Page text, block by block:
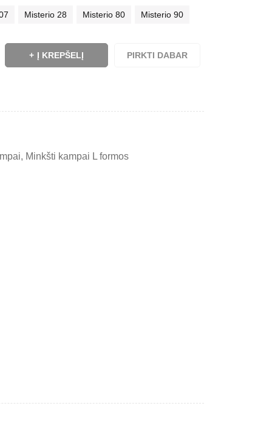
Misterio 28 Misterio 80 Misterio 90
Į KREPŠELĮ PIRKTI DABAR
, Minkšti kampai L formos